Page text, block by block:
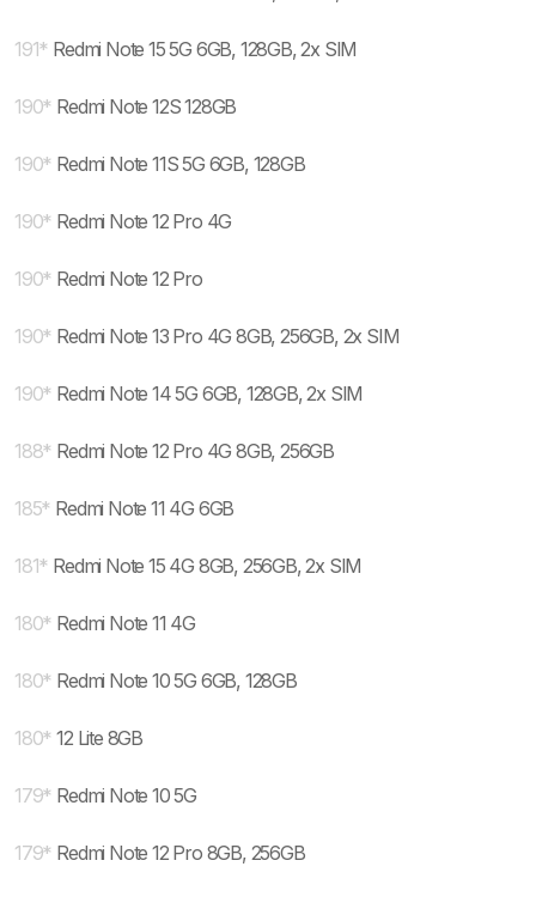
191* Redmi Note 15 5G 6GB, 128GB, 2x SIM
190* Redmi Note 12S 128GB
190* Redmi Note 11S 5G 6GB, 128GB
190* Redmi Note 12 Pro 4G
190* Redmi Note 12 Pro
190* Redmi Note 13 Pro 4G 8GB, 256GB, 2x SIM
190* Redmi Note 14 5G 6GB, 128GB, 2x SIM
188* Redmi Note 12 Pro 4G 8GB, 256GB
185* Redmi Note 11 4G 6GB
181* Redmi Note 15 4G 8GB, 256GB, 2x SIM
180* Redmi Note 11 4G
180* Redmi Note 10 5G 6GB, 128GB
180* 12 Lite 8GB
179* Redmi Note 10 5G
179* Redmi Note 12 Pro 8GB, 256GB